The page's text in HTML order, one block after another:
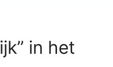
in het